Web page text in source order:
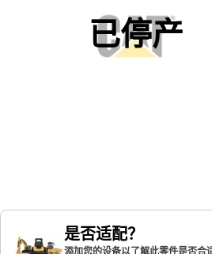
已停产
是否适配？
添加您的设备以了解此零件是否合